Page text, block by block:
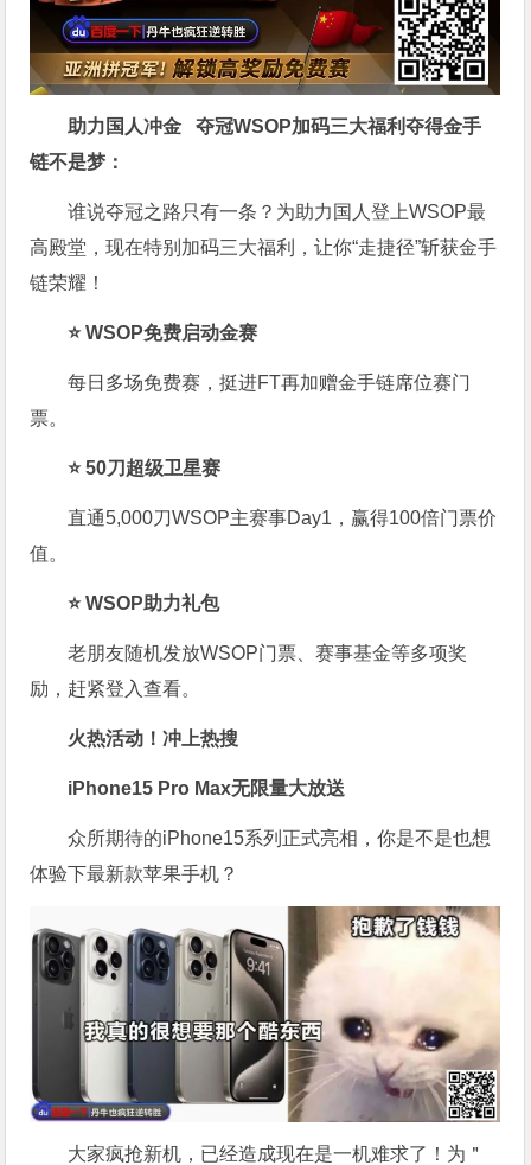
助力国人冲金 夺冠WSOP加码三大福利夺得金手
链不是梦 ：
谁说夺冠之路只有一条？为助力国人登上WSOP最
高殿堂，现在特别加码三大福利，让你“走捷径”斩获金手
链荣耀！
⭐ WSOP免费启动金赛
每日多场免费赛，挺进FT再加赠金手链席位赛门
票。
⭐ 50刀超级卫星赛
直通5,000刀WSOP主赛事Day1，赢得100倍门票价
值。
⭐ WSOP助力礼包
老朋友随机发放WSOP门票、赛事基金等多项奖
励，赶紧登入查看。
火热活动！冲上热搜
iPhone15 Pro Max无限量大放送
众所期待的iPhone15系列正式亮相，你是不是也想
体验下最新款苹果手机？
大家疯抢新机，已经造成现在是一机难求了！为＂